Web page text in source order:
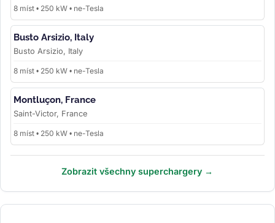
8 míst • 250 kW • ne-Tesla
Busto Arsizio, Italy
Busto Arsizio, Italy
8 míst • 250 kW • ne-Tesla
Montluçon, France
Saint-Victor, France
8 míst • 250 kW • ne-Tesla
Zobrazit všechny superchargery →